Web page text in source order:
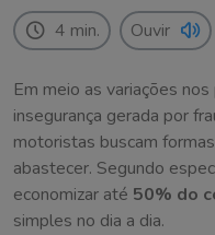
4 min. Ouvir
Em meio as variações
insegurança gerada por
motoristas buscam
abastecer. Segundo
economizar até 50% do
simples no dia a dia.